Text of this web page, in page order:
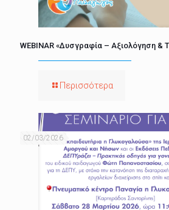
WEBINAR «Δυσγραφία – Αξιολόγηση &
Περισσότερα
02/03/2026